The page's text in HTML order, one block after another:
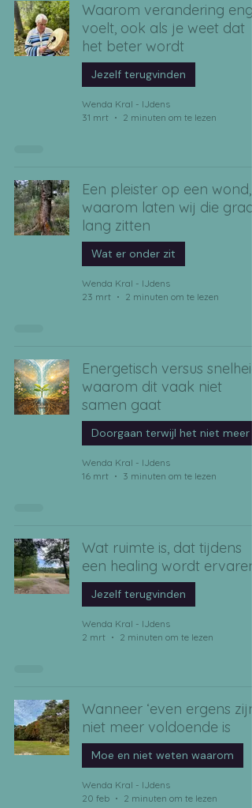
Waarom verandering eng
voelt, ook als je weet dat
het beter wordt
Jezelf terugvinden
Wenda Kral - IJdens
31 mrt
2 minuten om te lezen
Een pleister op een wond,
waarom laten wij die
lang zitten
Wat er onder zit
Wenda Kral - IJdens
23 mrt
2 minuten om te lezen
Energetisch versus
waarom dit vaak niet
samen gaat
Doorgaan terwijl het niet meer
Wenda Kral - IJdens
16 mrt
3 minuten om te lezen
Wat ruimte is, dat tijdens
een healing wordt ervaren
Jezelf terugvinden
Wenda Kral - IJdens
2 mrt
2 minuten om te lezen
Wanneer ‘even ergens zijn’
niet meer voldoende is
Moe en niet weten waarom
Wenda Kral - IJdens
20 feb
2 minuten om te lezen